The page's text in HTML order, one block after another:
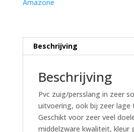
Amazone
Beschrijving
Beschrijving
Pvc zuig/persslang in zeer
uitvoering, ook bij zeer lage
Geschikt voor zeer veel
middelzware kwaliteit, kleur